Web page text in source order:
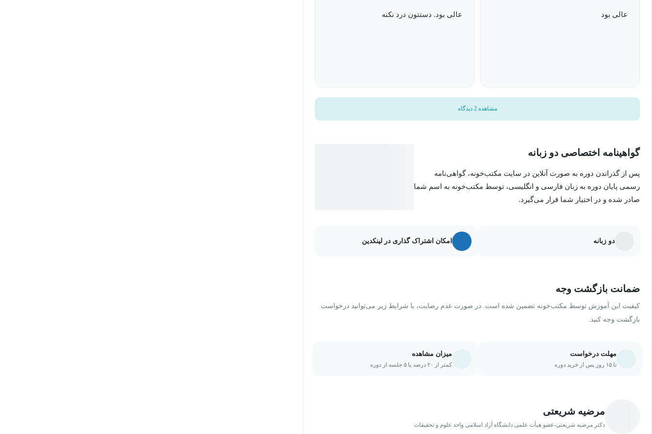
اجتماعی، با پشتوانه‌ای محکم و مستند، از هویت و منافع ملی دفاع کند.
عالی بود عالی بود. دستتون درد نکنه
مشاهده 2 دیدگاه
گواهینامه اختصاصی دو زبانه
پس از گذراندن دوره به صورت آنلاین در سایت مکتب‌خونه، گواهی‌نامه
رسمی پایان دوره به زبان فارسی و انگلیسی، توسط مکتب‌خونه به اسم شما
صادر شده و در اختیار شما قرار می‌گیرد.
امکان اشتراک گذاری در لینکدین دو زبانه
ضمانت بازگشت وجه
کیفیت این آموزش توسط مکتب‌خونه تضمین شده است. در صورت عدم رضایت، با شرایط زیر می‌توانید درخواست
بازگشت وجه کنید.
مهلت درخواست
تا ۱۵ روز پس از خرید دوره
میزان مشاهده
کمتر از ۲۰ درصد یا ۵ جلسه از دوره
مرضیه شریعتی
دکتر مرضیه شریعتی-عضو هیأت علمی دانشگاه آزاد اسلامی واحد علوم و تحقیقات